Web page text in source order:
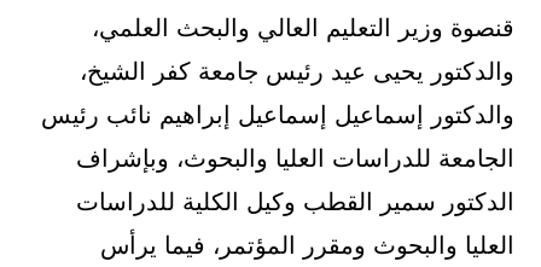
قنصوة وزير التعليم العالي والبحث العلمي،
والدكتور يحيى عيد رئيس جامعة كفر الشيخ،
والدكتور إسماعيل إسماعيل إبراهيم نائب رئيس
الجامعة للدراسات العليا والبحوث، وبإشراف
الدكتور سمير القطب وكيل الكلية للدراسات
العليا والبحوث ومقرر المؤتمر، فيما يرأس